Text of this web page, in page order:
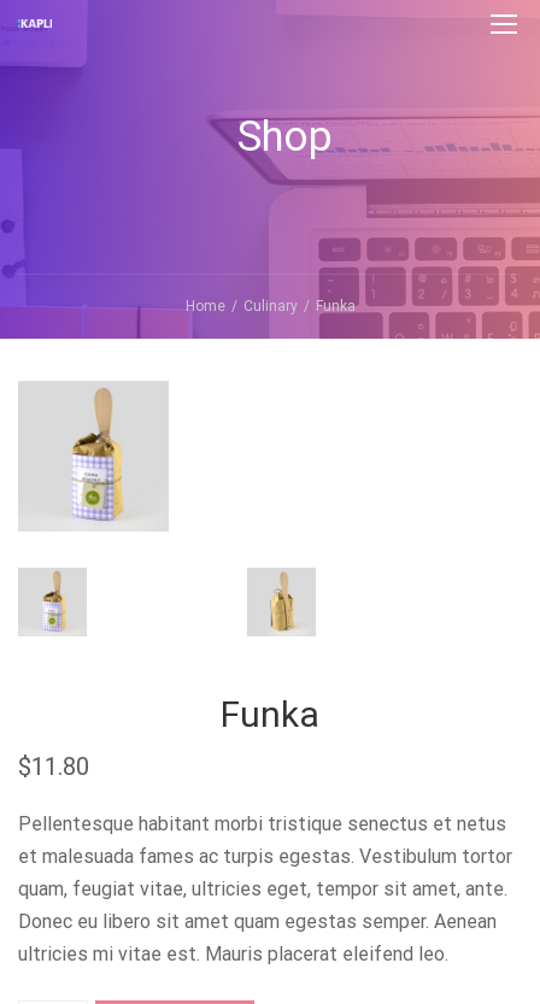
Shop
Home Culinary Funka
Funka
$11.80
Pellentesque habitant morbi tristique senectus et netus
et malesuada fames ac turpis egestas. Vestibulum tortor
quam, feugiat vitae, ultricies eget, tempor sit amet, ante.
Donec eu libero sit amet quam egestas semper. Aenean
ultricies mi vitae est. Mauris placerat eleifend leo.